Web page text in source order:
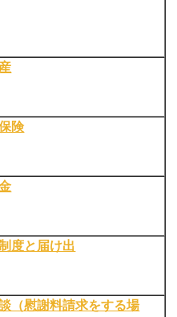
険
度と届け出
（慰謝料請求をする場